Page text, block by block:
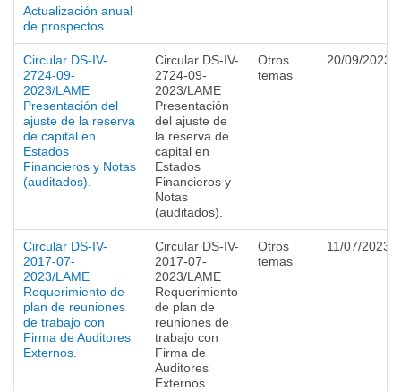
Actualización anual
de prospectos
Circular DS-IV-
2724-09-
2023/LAME
Presentación del
ajuste de la reserva
de capital en
Estados
Financieros y Notas
(auditados).
Circular DS-IV-
2724-09-
2023/LAME
Presentación
del ajuste de
la reserva de
capital en
Estados
Financieros y
Notas
(auditados).
Otros
temas
20/09/2023
Circular DS-IV-
2017-07-
2023/LAME
Requerimiento de
plan de reuniones
de trabajo con
Firma de Auditores
Externos.
Circular DS-IV-
2017-07-
2023/LAME
Requerimiento
de plan de
reuniones de
trabajo con
Firma de
Auditores
Externos.
Otros
temas
11/07/2023